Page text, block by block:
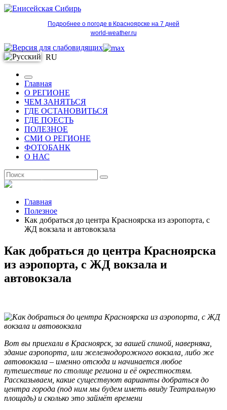
Подробнее о погоде в Красноярске на 7 дней
world-weather.ru
RU
Главная
О РЕГИОНЕ
ЧЕМ ЗАНЯТЬСЯ
ГДЕ ОСТАНОВИТЬСЯ
ГДЕ ПОЕСТЬ
ПОЛЕЗНОЕ
СМИ О РЕГИОНЕ
ФОТОБАНК
О НАС
Главная
Полезное
Как добраться до центра Красноярска из аэропорта, с
ЖД вокзала и автовокзала
Как добраться до центра Красноярска
из аэропорта, с ЖД вокзала и
автовокзала
Вот вы приехали в Красноярск, за вашей спиной, наверняка,
здание аэропорта, или железнодорожного вокзала, либо же
автовокзала – именно отсюда и начинается любое
путешествие по столице региона и её окрестностям.
Рассказываем, какие существуют варианты добраться до
центра города (под ним мы будем иметь ввиду Театральную
площадь) и сколько это займёт времени